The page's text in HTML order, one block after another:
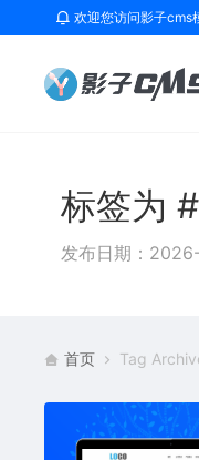
欢迎您访问影子cms
标签为
发布日期：
首页 Tag